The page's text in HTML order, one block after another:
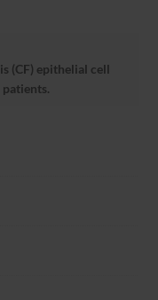
(CF) epithelial cell